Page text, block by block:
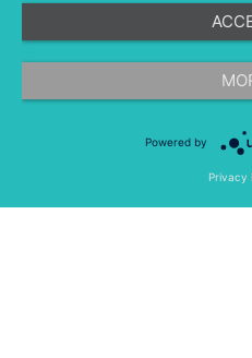
融文（
Powered by
Privacy